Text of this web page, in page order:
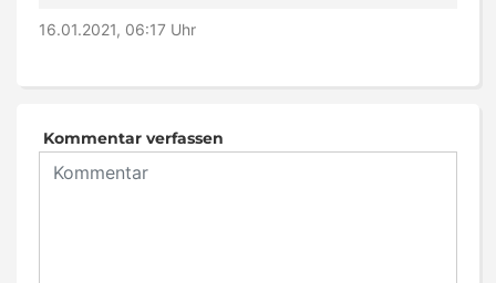
16.01.2021, 06:17 Uhr
Kommentar verfassen